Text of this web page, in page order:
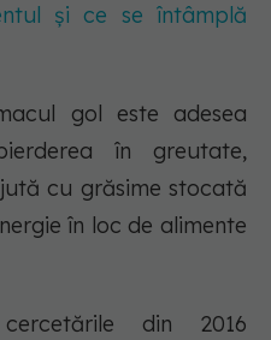
și ce se întâmplă
gol este adesea
în greutate,
cu grăsime stocată
în loc de alimente
din 2016